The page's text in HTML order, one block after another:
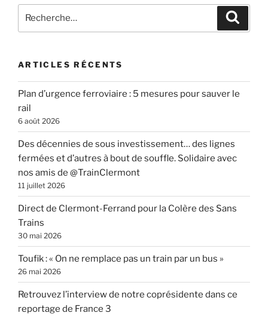
pour
ARTICLES RÉCENTS
Plan d’urgence ferroviaire : 5 mesures pour sauver le
rail
6 août 2026
Des décennies de sous investissement… des lignes
fermées et d’autres à bout de souffle. Solidaire avec
nos amis de @TrainClermont
11 juillet 2026
Direct de Clermont-Ferrand pour la Colère des Sans
Trains
30 mai 2026
Toufik : « On ne remplace pas un train par un bus »
26 mai 2026
Retrouvez l’interview de notre coprésidente dans ce
reportage de France 3